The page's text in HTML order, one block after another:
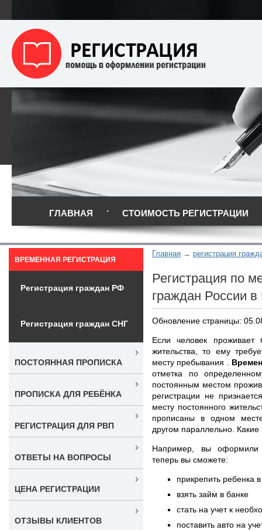
ГЛАВНАЯ СТОИМОСТЬ РЕГИСТРАЦИИ
Главная регистрация
Регистрация по
граждан России в
Обновление страницы:
Если человек
жительства, то ему
месту пребывания .
отметка по
постоянным местом
регистрации не
месту постоянного
прописаны в одном
другом параллельно. Какие
Например, вы
теперь вы сможете:
прикрепить ребенка
взять займ в банке
стать на учет к
поставить авто на
ВРЕМЕННАЯ РЕГИСТРАЦИЯ
Регистрация граждан РФ
Регистрация граждан СНГ
ПОСТОЯННАЯ ПРОПИСКА
ПРОПИСКА ДЛЯ РЕБЁНКА
РЕГИСТРАЦИЯ ДЛЯ РВП
ОТВЕТЫ НА ВОПРОСЫ
ЦЕНА РЕГИСТРАЦИИ
ОТЗЫВЫ КЛИЕНТОВ